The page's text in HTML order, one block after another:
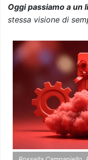
Oggi passiamo a un
stessa visione di